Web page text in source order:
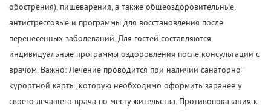
обострения), пищеварения, а также общеоздоровительные,
антистрессовые и программы для восстановления после
перенесенных заболеваний. Для гостей составляются
индивидуальные программы оздоровления после консультации с
врачом. Важно: Лечение проводится при наличии санаторно-
курортной карты, которую необходимо оформить заранее у
своего лечащего врача по месту жительства. Противопоказания к